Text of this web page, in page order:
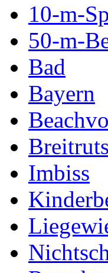
10-m-
50-m-
Bad
Bayern
Imbiss